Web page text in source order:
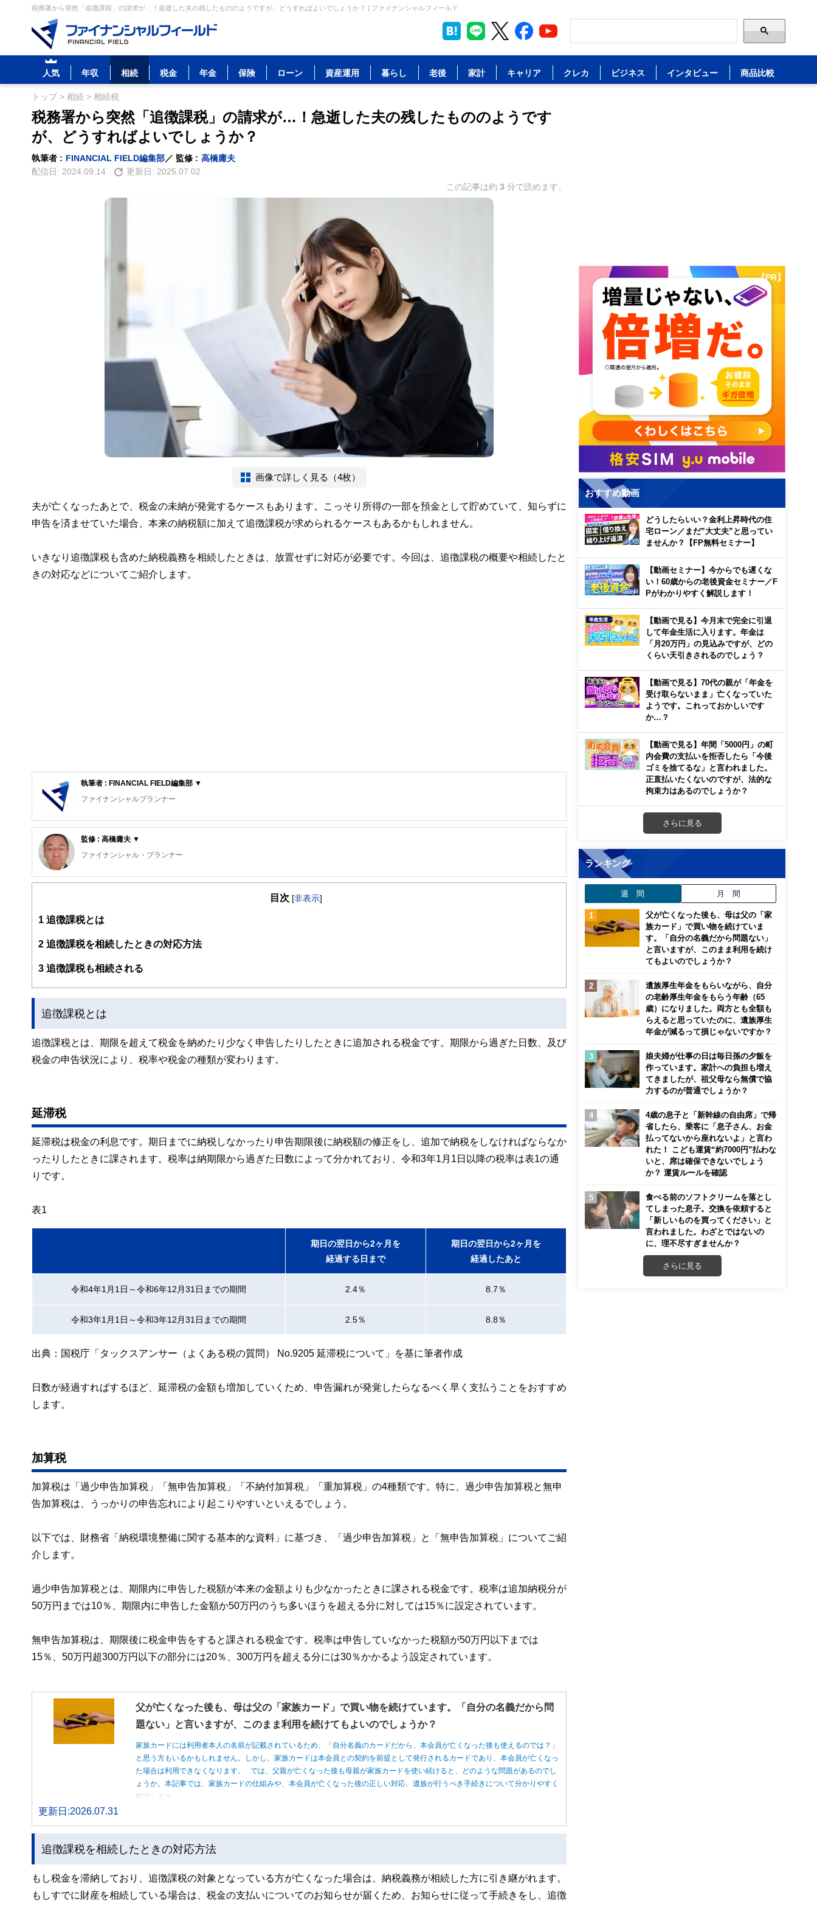
税務署から突然「追徴課税」の請求が…！急逝した夫の残したもののようですが、どうすればよいでしょうか？ | ファイナンシャルフィールド
人気 年収 相続 税金 年金 保険 ローン 資産運用 暮らし 老後 家計 キャリア クレカ ビジネス インタビュー 商品比較
トップ> 相続 > 相続税
税務署から突然「追徴課税」の請求が…！急逝した夫の残したもののようです
が、どうすればよいでしょうか？
執筆者 : FINANCIAL FIELD編集部 ／ 監修 : 高橋庸夫
配信日: 2024.09.14 更新日: 2025.07.02
この記事は約 3 分で読めます。
画像で詳しく見る（4枚）
夫が亡くなったあとで、税金の未納が発覚するケースもあります。こっそり所得の一部を預金として貯めていて、知らずに
申告を済ませていた場合、本来の納税額に加えて追徴課税が求められるケースもあるかもしれません。
いきなり追徴課税も含めた納税義務を相続したときは、放置せずに対応が必要です。今回は、追徴課税の概要や相続したと
きの対応などについてご紹介します。
執筆者 : FINANCIAL FIELD編集部 ▼
ファイナンシャルプランナー
FinancialField編集部は、金融、経済に関する記事を、日々の暮らしにどのような影響を与えるかという視点で、お金の知識がない方でも理解でき
編集部のメンバーは、ファイナンシャルプランナーの資格取得者を中心に「お金や暮らし」に関する書籍・雑誌の編集経験者で構成され、企画立
FinancialFieldの特徴は、ファイナンシャルプランナー、弁護士、税理士、宅地建物取引士、相続診断士、住宅ローンアドバイザー、DCプランナ
ー、公認会計士、社会保険労務士、行政書士、投資アナリスト、キャリアコンサルタントなど150名以上の有資格者を執筆者・監修者として迎
え、むずかしく感じられる年金や税金、相続、保険、ローンなどの話をわかりやすく発信している点です。
このように編集経験豊富なメンバーと金融や経済に精通した執筆者・監修者による執筆体制を築くことで、内容のわかりやすさはもちろんのこ
監修 : 高橋庸夫 ▼
ファイナンシャル・プランナー
住宅ローンアドバイザー ,宅地建物取引士, マンション管理士, 防災士
経験した「サラリーマンの退職、住宅ローン、子育て教育、資産運用」などの実体験をベースとして、個別相談、セミナー講師など精力的に活
目次 [非表示]
1 追徴課税とは
2 追徴課税を相続したときの対応方法
3 追徴課税も相続される
追徴課税とは
追徴課税とは、期限を超えて税金を納めたり少なく申告したりしたときに追加される税金です。期限から過ぎた日数、及び
税金の申告状況により、税率や税金の種類が変わります。
延滞税
延滞税は税金の利息です。期日までに納税しなかったり申告期限後に納税額の修正をし、追加で納税をしなければならなか
ったりしたときに課されます。税率は納期限から過ぎた日数によって分かれており、令和3年1月1日以降の税率は表1の通
りです。
表1
期日の翌日から2ヶ月を
経過する日まで
期日の翌日から2ヶ月を
経過したあと
令和4年1月1日～令和6年12月31日までの期間 2.4％ 8.7％
令和3年1月1日～令和3年12月31日までの期間 2.5％ 8.8％
出典：国税庁「タックスアンサー（よくある税の質問） No.9205 延滞税について」を基に筆者作成
日数が経過すればするほど、延滞税の金額も増加していくため、申告漏れが発覚したらなるべく早く支払うことをおすすめ
します。
加算税
加算税は「過少申告加算税」「無申告加算税」「不納付加算税」「重加算税」の4種類です。特に、過少申告加算税と無申
告加算税は、うっかりの申告忘れにより起こりやすいといえるでしょう。
以下では、財務省「納税環境整備に関する基本的な資料」に基づき、「過少申告加算税」と「無申告加算税」についてご紹
介します。
過少申告加算税とは、期限内に申告した税額が本来の金額よりも少なかったときに課される税金です。税率は追加納税分が
50万円までは10％、期限内に申告した金額か50万円のうち多いほうを超える分に対しては15％に設定されています。
無申告加算税は、期限後に税金申告をすると課される税金です。税率は申告していなかった税額が50万円以下までは
15％、50万円超300万円以下の部分には20％、300万円を超える分には30％かかるよう設定されています。
父が亡くなった後も、母は父の「家族カード」で買い物を続けています。「自分の名義だから問
題ない」と言いますが、このまま利用を続けてもよいのでしょうか？
家族カードには利用者本人の名前が記載されているため、「自分名義のカードだから、本会員が亡くなった後も使えるのでは？」
と思う方もいるかもしれません。しかし、家族カードは本会員との契約を前提として発行されるカードであり、本会員が亡くなっ
た場合は利用できなくなります。 では、父親が亡くなった後も母親が家族カードを使い続けると、どのような問題があるのでし
ょうか。本記事では、家族カードの仕組みや、本会員が亡くなった後の正しい対応、遺族が行うべき手続きについて分かりやすく
解説します。
更新日:2026.07.31
追徴課税を相続したときの対応方法
もし税金を滞納しており、追徴課税の対象となっている方が亡くなった場合は、納税義務が相続した方に引き継がれます。
もしすでに財産を相続している場合は、税金の支払いについてのお知らせが届くため、お知らせに従って手続きをし、追徴
【PR】
おすすめ動画
どうしたらいい？金利上昇時代の住
宅ローン／まだ”大丈夫”と思ってい
ませんか？【FP無料セミナー】
【動画セミナー】今からでも遅くな
い！60歳からの老後資金セミナー／F
Pがわかりやすく解説します！
【動画で見る】今月末で完全に引退
して年金生活に入ります。年金は
「月20万円」の見込みですが、どの
くらい天引きされるのでしょう？
【動画で見る】70代の親が「年金を
受け取らないまま」亡くなっていた
ようです。これっておかしいです
か…？
【動画で見る】年間「5000円」の町
内会費の支払いを拒否したら「今後
ゴミを捨てるな」と言われました。
正直払いたくないのですが、法的な
拘束力はあるのでしょうか？
さらに見る
ランキング
週 間 月 間
父が亡くなった後も、母は父の「家
族カード」で買い物を続けていま
す。「自分の名義だから問題ない」
と言いますが、このまま利用を続け
てもよいのでしょうか？
遺族厚生年金をもらいながら、自分
の老齢厚生年金をもらう年齢（65
歳）になりました。両方とも全額も
らえると思っていたのに、遺族厚生
年金が減るって損じゃないですか？
娘夫婦が仕事の日は毎日孫の夕飯を
作っています。家計への負担も増え
てきましたが、祖父母なら無償で協
力するのが普通でしょうか？
4歳の息子と「新幹線の自由席」で帰
省したら、乗客に「息子さん、お金
払ってないから座れないよ」と言わ
れた！ こども運賃“約7000円”払わな
いと、席は確保できないでしょう
か？ 運賃ルールを確認
食べる前のソフトクリームを落とし
てしまった息子。交換を依頼すると
「新しいものを買ってください」と
言われました。わざとではないの
に、理不尽すぎませんか？
さらに見る